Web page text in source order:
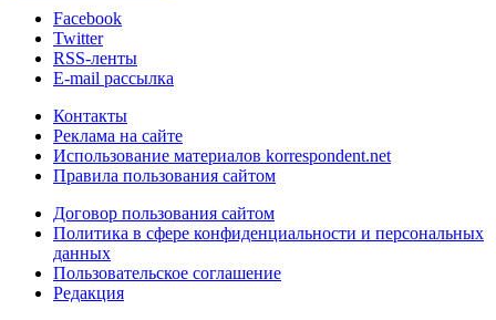
Facebook
Twitter
RSS-ленты
E-mail рассылка
Контакты
Реклама на сайте
Использование материалов korrespondent.net
Правила пользования сайтом
Договор пользования сайтом
Политика в сфере конфиденциальности и персональных
данных
Пользовательское соглашение
Редакция